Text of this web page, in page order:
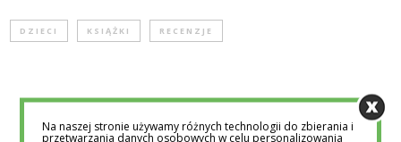
DZIECI KSIĄŻKI RECENZJE
Na naszej stronie używamy różnych technologii do zbierania i
przetwarzania danych osobowych w celu personalizowania